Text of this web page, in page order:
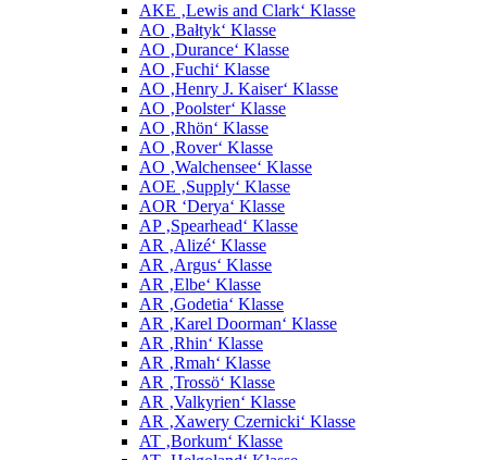
AKE ‚Lewis and Clark‘ Klasse
AO ‚Bałtyk‘ Klasse
AO ‚Durance‘ Klasse
AO ‚Fuchi‘ Klasse
AO ‚Henry J. Kaiser‘ Klasse
AO ‚Poolster‘ Klasse
AO ‚Rhön‘ Klasse
AO ‚Rover‘ Klasse
AO ‚Walchensee‘ Klasse
AOE ‚Supply‘ Klasse
AOR ‘Derya‘ Klasse
AP ‚Spearhead‘ Klasse
AR ‚Alizé‘ Klasse
AR ‚Argus‘ Klasse
AR ‚Elbe‘ Klasse
AR ‚Godetia‘ Klasse
AR ‚Karel Doorman‘ Klasse
AR ‚Rhin‘ Klasse
AR ‚Rmah‘ Klasse
AR ‚Trossö‘ Klasse
AR ‚Valkyrien‘ Klasse
AR ‚Xawery Czernicki‘ Klasse
AT ‚Borkum‘ Klasse